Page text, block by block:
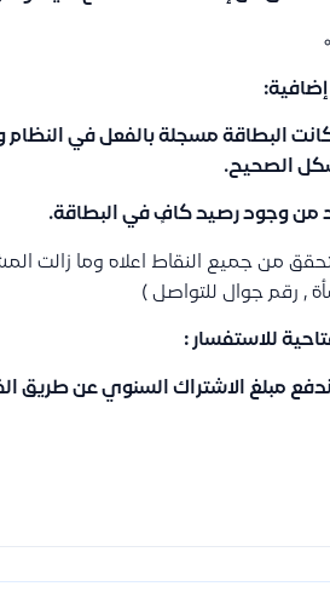
البطاقة مسجلة بالفعل في
الصحيح.
من وجود رصيد كافٍ في البطاقة.
من جميع النقاط اعلاه وما زالت
, رقم جوال للتواصل )
للاستفسار :
ندفع مبلغ الاشتراك السنوي عن طريق